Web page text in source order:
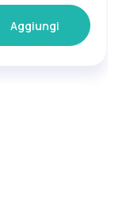
Aggiungi